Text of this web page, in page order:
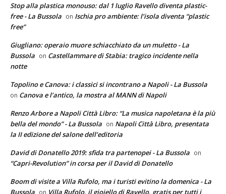
Stop alla plastica monouso: dal 1 luglio Ravello diventa plastic-
free - La Bussola on Ischia pro ambiente: l’isola diventa “plastic
free”
Giugliano: operaio muore schiacchiato da un muletto - La
Bussola on Castellammare di Stabia: tragico incidente nella
notte
Topolino e Canova: i classici si incontrano a Napoli - La Bussola
on Canova e l’antico, la mostra al MANN di Napoli
Renzo Arbore a Napoli Città Libro: “La musica napoletana è la più
bella del mondo” - La Bussola on Napoli Città Libro, presentata
la II edizione del salone dell’editoria
David di Donatello 2019: sfida tra partenopei - La Bussola on
“Capri-Revolution” in corsa per il David di Donatello
Boom di visite a Villa Rufolo, ma i turisti evitino la domenica - La
Bussola on Villa Rufolo, il gioiello di Ravello, gratis per tutti i